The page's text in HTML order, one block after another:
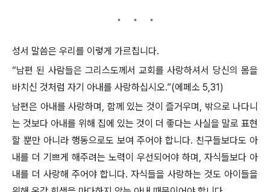
성서 말씀은 우리를 이렇게 가르칩니다.
“남편 된 사람들은 그리스도께서 교회를 사랑하셔서 당신의 몸을
바치신 것처럼 자기 아내를 사랑하십시오.”(에페소 5,31)
남편은 아내를 사랑하며, 함께 있는 것이 즐거우며, 밖으로 나다니
는 것보다 아내를 위해 집에 있는 것이 더 좋다는 사실을 말로 표현
할 뿐만 아니라 행동으로도 보여 주어야 합니다. 친구들보다도 아
내를 더 기쁘게 해주려는 노력이 우선되어야 하며, 자식들보다 아
내를 더 사랑해 주어야 합니다. 자식들을 사랑하는 것도 아이들을